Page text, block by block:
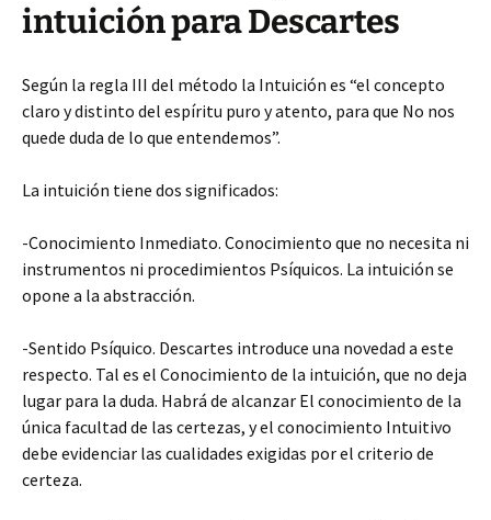
intuición para Descartes
Según la regla III del método la Intuición es “el concepto
claro y distinto del espíritu puro y atento, para que No nos
quede duda de lo que entendemos”.
La intuición tiene dos significados:
-Conocimiento Inmediato. Conocimiento que no necesita ni
instrumentos ni procedimientos Psíquicos. La intuición se
opone a la abstracción.
-Sentido Psíquico. Descartes introduce una novedad a este
respecto. Tal es el Conocimiento de la intuición, que no deja
lugar para la duda. Habrá de alcanzar El conocimiento de la
única facultad de las certezas, y el conocimiento Intuitivo
debe evidenciar las cualidades exigidas por el criterio de
certeza.